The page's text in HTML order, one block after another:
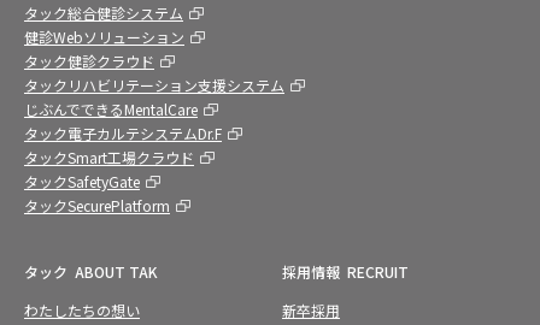
タック総合健診システム
健診Webソリューション
タック健診クラウド
タックリハビリテーション支援システム
じぶんでできるMentalCare
タック電子カルテシステムDr.F
タックSmart工場クラウド
タックSafetyGate
タックSecurePlatform
タック ABOUT TAK
わたしたちの想い
採用情報 RECRUIT
新卒採用